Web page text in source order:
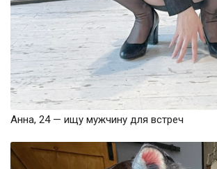
Анна, 24 — ищу мужчину для встреч